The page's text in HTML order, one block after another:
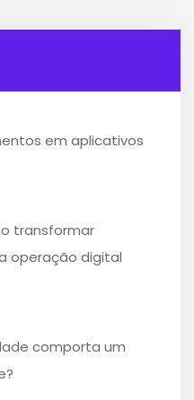
em aplicativos
transformar
operação digital
comporta um